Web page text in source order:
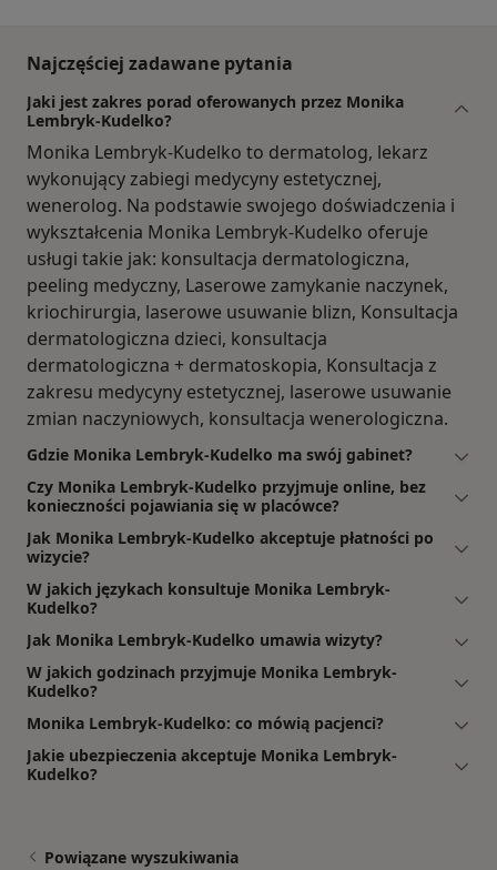
Najczęściej zadawane pytania
Jaki jest zakres porad oferowanych przez Monika
Lembryk-Kudelko?
Monika Lembryk-Kudelko to dermatolog, lekarz
wykonujący zabiegi medycyny estetycznej,
wenerolog. Na podstawie swojego doświadczenia i
wykształcenia Monika Lembryk-Kudelko oferuje
usługi takie jak: konsultacja dermatologiczna,
peeling medyczny, Laserowe zamykanie naczynek,
kriochirurgia, laserowe usuwanie blizn, Konsultacja
dermatologiczna dzieci, konsultacja
dermatologiczna + dermatoskopia, Konsultacja z
zakresu medycyny estetycznej, laserowe usuwanie
zmian naczyniowych, konsultacja wenerologiczna.
Gdzie Monika Lembryk-Kudelko ma swój gabinet?
Czy Monika Lembryk-Kudelko przyjmuje online, bez
konieczności pojawiania się w placówce?
Jak Monika Lembryk-Kudelko akceptuje płatności po
wizycie?
W jakich językach konsultuje Monika Lembryk-
Kudelko?
Jak Monika Lembryk-Kudelko umawia wizyty?
W jakich godzinach przyjmuje Monika Lembryk-
Kudelko?
Monika Lembryk-Kudelko: co mówią pacjenci?
Jakie ubezpieczenia akceptuje Monika Lembryk-
Kudelko?
Powiązane wyszukiwania